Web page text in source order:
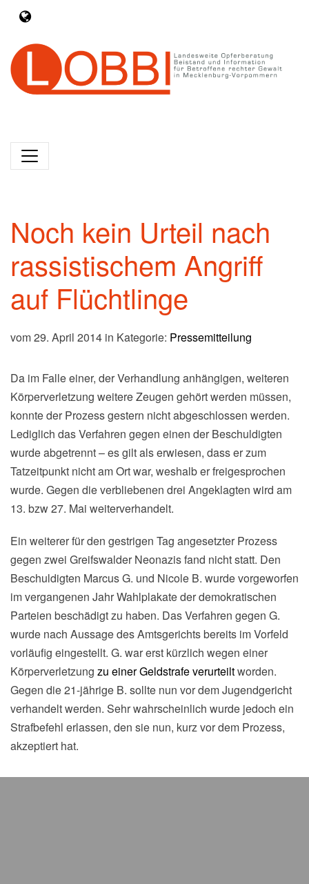
Noch kein Urteil nach
rassistischem Angriff
auf Flüchtlinge
vom 29. April 2014 in Kategorie: Pressemitteilung
Da im Falle einer, der Verhandlung anhängigen, weiteren
Körperverletzung weitere Zeugen gehört werden müssen,
konnte der Prozess gestern nicht abgeschlossen werden.
Lediglich das Verfahren gegen einen der Beschuldigten
wurde abgetrennt – es gilt als erwiesen, dass er zum
Tatzeitpunkt nicht am Ort war, weshalb er freigesprochen
wurde. Gegen die verbliebenen drei Angeklagten wird am
13. bzw 27. Mai weiterverhandelt.
Ein weiterer für den gestrigen Tag angesetzter Prozess
gegen zwei Greifswalder Neonazis fand nicht statt. Den
Beschuldigten Marcus G. und Nicole B. wurde vorgeworfen
im vergangenen Jahr Wahlplakate der demokratischen
Parteien beschädigt zu haben. Das Verfahren gegen G.
wurde nach Aussage des Amtsgerichts bereits im Vorfeld
vorläufig eingestellt. G. war erst kürzlich wegen einer
Körperverletzung zu einer Geldstrafe verurteiltworden.
Gegen die 21-jährige B. sollte nun vor dem Jugendgericht
verhandelt werden. Sehr wahrscheinlich wurde jedoch ein
Strafbefehl erlassen, den sie nun, kurz vor dem Prozess,
akzeptiert hat.